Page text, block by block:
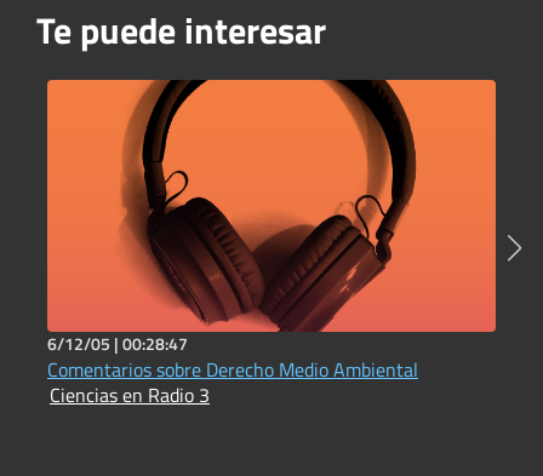
Te puede interesar
6/12/05 |00:28:47
Comentarios sobre Derecho Medio Ambiental
Ciencias en Radio 3